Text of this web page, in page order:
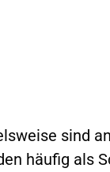
sind
häufig als